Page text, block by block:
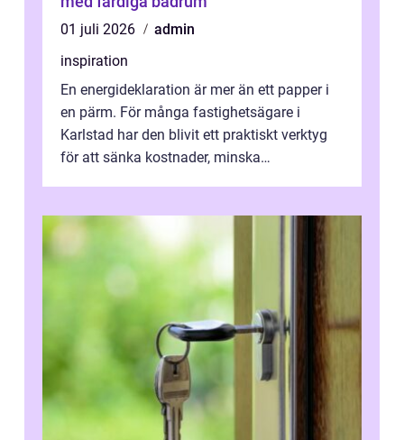
01 juli 2026
admin
inspiration
En energideklaration är mer än ett papper i
en pärm. För många fastighetsägare i
Karlstad har den blivit ett praktiskt verktyg
för att sänka kostnader, minska